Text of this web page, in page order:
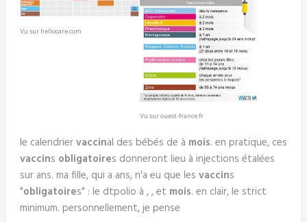
Vu sur hellocare.com
Vu sur ouest-france.fr
le calendriervaccinal des bébés de à mois. en pratique, ces
vaccins obligatoires donneront lieu à injections étalées
sur ans. ma fille, qui a ans, n'a eu que les vaccins
"obligatoires" : le dtpolio à , , et mois. en clair, le strict
minimum. personnellement, je pense